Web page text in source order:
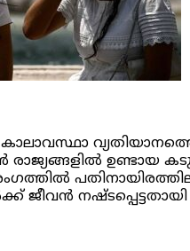
രാജ്യങ്ങളിൽ ഉണ്ടായ
നഷ്ടപ്പെട്ടതായി